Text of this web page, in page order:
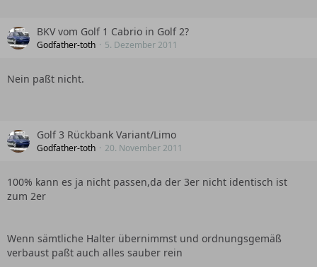
BKV vom Golf 1 Cabrio in Golf 2?
Godfather-toth 5. Dezember 2011
Nein paßt nicht.
Golf 3 Rückbank Variant/Limo
Godfather-toth 20. November 2011
100% kann es ja nicht passen,da der 3er nicht identisch ist
zum 2er
Wenn sämtliche Halter übernimmst und ordnungsgemäß
verbaust paßt auch alles sauber rein